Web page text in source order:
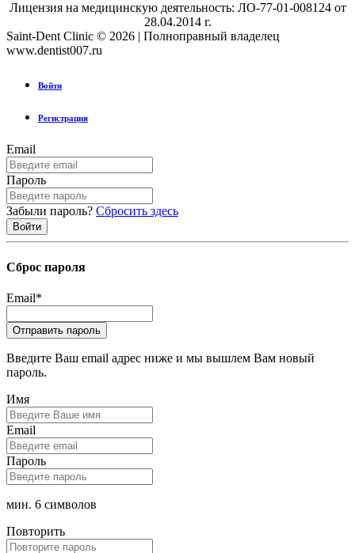
Лицензия на медицинскую деятельность: ЛО-77-01-008124 от
28.04.2014 г.
Saint-Dent Clinic © 2026 | Полноправный владелец
www.dentist007.ru
Войти
Регистрация
Email
Пароль
Забыли пароль? Сбросить здесь
Сброс пароля
Email*
Введите Ваш email адрес ниже и мы вышлем Вам новый
пароль.
Имя
Email
Пароль
мин. 6 символов
Повторить